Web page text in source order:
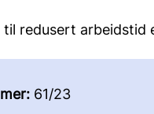
redusert arbeidstid
61/23